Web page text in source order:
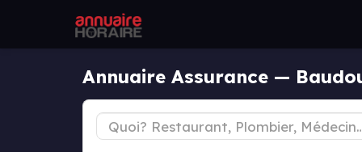
Annuaire Assurance —